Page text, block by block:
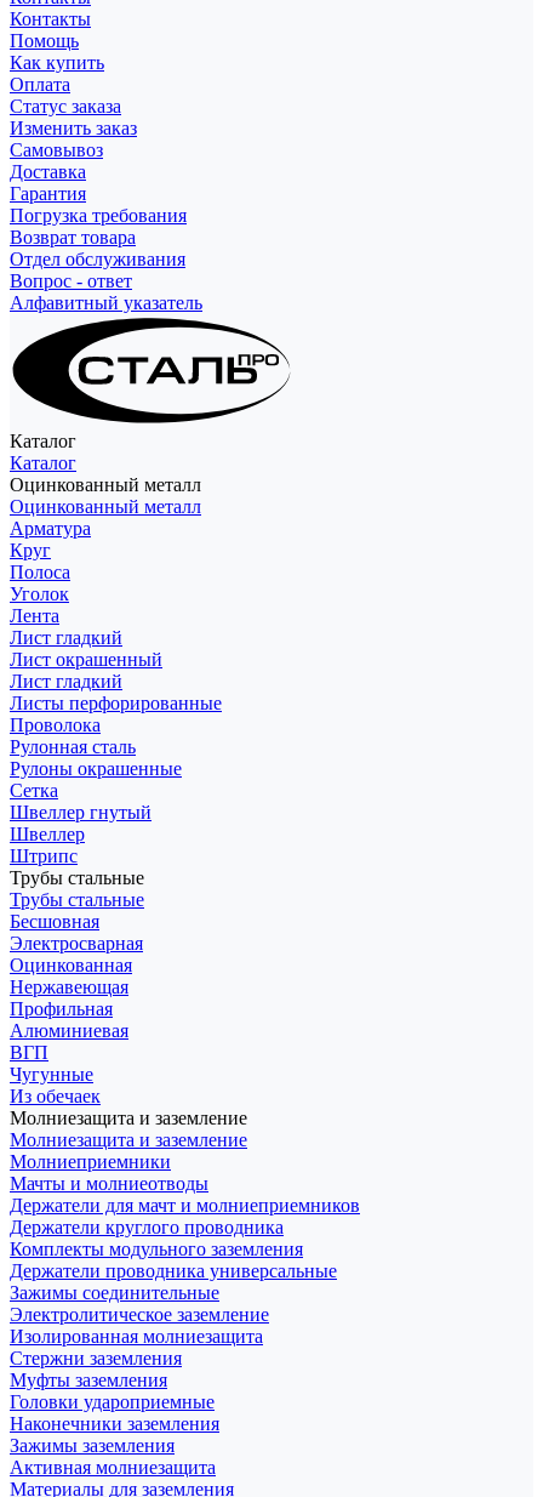
Контакты
Помощь
Как купить
Оплата
Статус заказа
Изменить заказ
Самовывоз
Доставка
Гарантия
Погрузка требования
Возврат товара
Отдел обслуживания
Вопрос - ответ
Алфавитный указатель
Каталог
Каталог
Оцинкованный металл
Оцинкованный металл
Арматура
Круг
Полоса
Уголок
Лента
Лист гладкий
Лист окрашенный
Лист гладкий
Листы перфорированные
Проволока
Рулонная сталь
Рулоны окрашенные
Сетка
Швеллер гнутый
Швеллер
Штрипс
Трубы стальные
Трубы стальные
Бесшовная
Электросварная
Оцинкованная
Нержавеющая
Профильная
Алюминиевая
ВГП
Чугунные
Из обечаек
Молниезащита и заземление
Молниезащита и заземление
Молниеприемники
Мачты и молниеотводы
Держатели для мачт и молниеприемников
Держатели круглого проводника
Комплекты модульного заземления
Держатели проводника универсальные
Зажимы соединительные
Электролитическое заземление
Изолированная молниезащита
Стержни заземления
Муфты заземления
Головки удароприемные
Наконечники заземления
Зажимы заземления
Активная молниезащита
Материалы для заземления